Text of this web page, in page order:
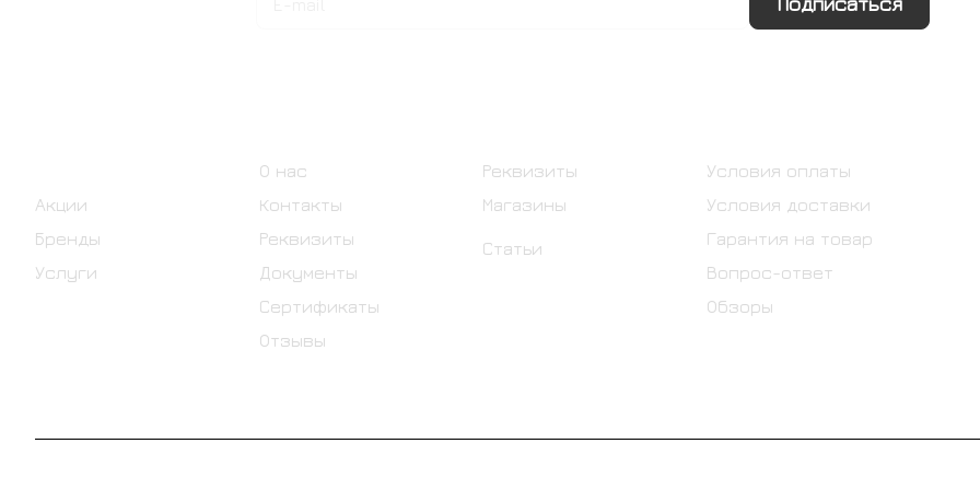
Акции
Бренды
Услуги
О нас
Контакты
Реквизиты
Документы
Сертификаты
Отзывы
Реквизиты
Магазины
Статьи
Условия оплаты
Условия доставки
Гарантия на товар
Вопрос-ответ
Обзоры